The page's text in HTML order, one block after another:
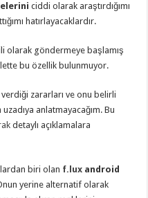
ciddi olarak araştırdığımı
hatırlayacaklardır.
olarak göndermeye başlamış
bu özellik bulunmuyor.
zararları ve onu belirli
anlatmayacağım. Bu
detaylı açıklamalara
biri olan f.lux android
yerine alternatif olarak